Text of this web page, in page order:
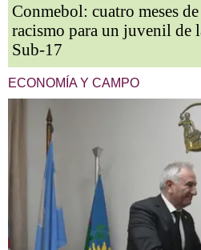
Conmebol: cuatro meses
racismo para un juvenil de
Sub-17
ECONOMÍA Y CAMPO